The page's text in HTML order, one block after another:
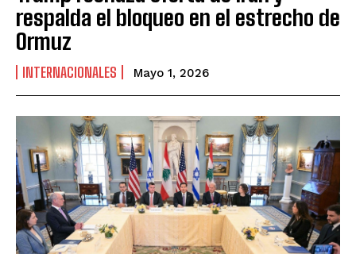
respalda el bloqueo en el estrecho de
Ormuz
INTERNACIONALES Mayo 1, 2026